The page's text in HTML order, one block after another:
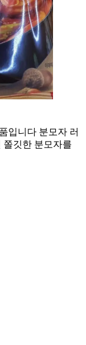
입니다 분모자 러
쫄깃한 분모자를